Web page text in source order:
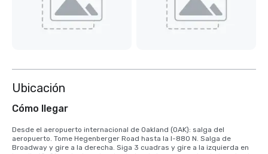
Ubicación
Cómo llegar
Desde el aeropuerto internacional de Oakland (OAK): salga del
aeropuerto. Tome Hegenberger Road hasta la I-880 N. Salga de
Broadway y gire a la derecha. Siga 3 cuadras y gire a la izquierda en